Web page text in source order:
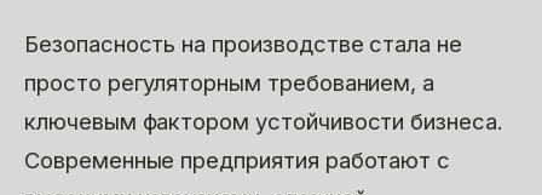
Безопасность на производстве стала не
просто регуляторным требованием, а
ключевым фактором устойчивости бизнеса.
Современные предприятия работают с